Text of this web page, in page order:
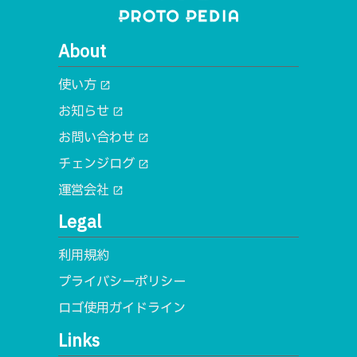
About
使い方 open_in_new
お知らせ open_in_new
お問い合わせ open_in_new
チェンジログ open_in_new
運営会社 open_in_new
Legal
利用規約
プライバシーポリシー
ロゴ使用ガイドライン
Links